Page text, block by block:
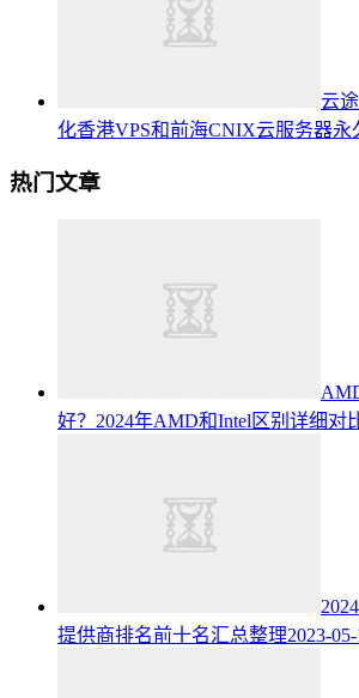
云
化香港VPS和前海CNIX云服务器永
热门文章
好？2024年AMD和Intel区别详细对
提供商排名前十名汇总整理2023-